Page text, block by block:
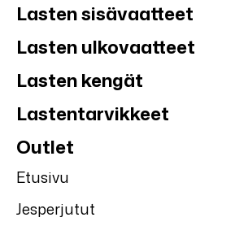
Lasten sisävaatteet
Lasten ulkovaatteet
Lasten kengät
Lastentarvikkeet
Outlet
Etusivu
Jesperjutut